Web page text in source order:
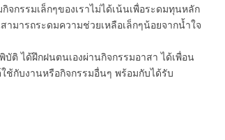
กรรมเล็กๆของเราไม่ได้เน้นเพื่อระดมทุนหลัก
มารถระดมความช่วยเหลือเล็กๆน้อยจากน้ำใจ
บัติ ได้ฝึกฝนตนเองผ่านกิจกรรมอาสา ได้เพื่อน
ช้กับงานหรือกิจกรรมอื่นๆ พร้อมกับได้รับ